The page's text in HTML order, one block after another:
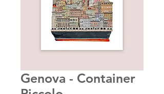
Genova - Container